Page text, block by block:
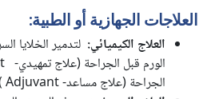
العلاجات الجهازية أو الطبية:
العلاج الكيميائي: لتدمير الخلايا
الجراحة (علاج مساعد- Adjuvant ) .